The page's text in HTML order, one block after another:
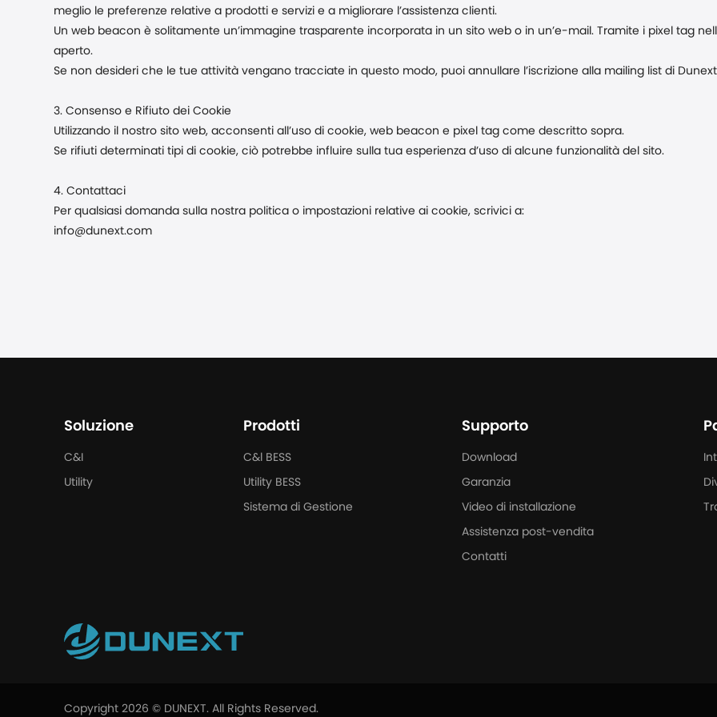
meglio le preferenze relative a prodotti e servizi e a migliorare l’assistenza clienti.
Un web beacon è solitamente un’immagine trasparente incorporata in un sito web o in un’e-mail. Tramite i pixel tag
aperto.
Se non desideri che le tue attività vengano tracciate in questo modo, puoi annullare l’iscrizione alla mailing list di
3. Consenso e Rifiuto dei Cookie
Utilizzando il nostro sito web, acconsenti all’uso di cookie, web beacon e pixel tag come descritto sopra.
Se rifiuti determinati tipi di cookie, ciò potrebbe influire sulla tua esperienza d’uso di alcune funzionalità del sito.
4. Contattaci
Per qualsiasi domanda sulla nostra politica o impostazioni relative ai cookie, scrivici a:
info@dunext.com
Soluzione
C&I
Utility
Prodotti
C&l BESS
Utility BESS
Sistema di Gestione
Supporto
Download
Garanzia
Video di installazione
Assistenza post-vendita
Contatti
Copyright 2026 © DUNEXT. All Rights Reserved.